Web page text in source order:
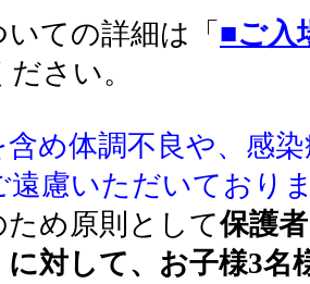
ての詳細は「 ■ご入
さい。
め体調不良や、感
遠慮いただいており
め原則として保護
に対して、お子様3名